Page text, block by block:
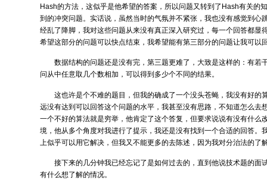
Hash的方法，这似乎是他希望的答案，所以问题又转到了Hash有关的
到的冲突问题。实话说，虽然当时的气氛并不紧张，我也没有感觉到心
经乱了降脚，我对这些问题从来没有真正深入研究过，每一个回答都显
希望这部分的问题可以快点结束，我希望能有第三部分的问题让我可
数据结构的问题还是没有完，第三题更难了，大致是这样的：有若
问从中任意取几个数相加，可以得到多少个不同的结果。
这也许是个不难的题目，但我的确成了一个没头苍蝇，我没有好的
远没有达到可以回答这个问题的水平，我甚至没有思路，不知道怎么去
一个不好的算法就是穷举，他肯定了这个答复，但要求说说有没有什么
境，他从多个角度对我进行了提示，我还是没有找到一个合适的回答。
上似乎可以用它解决，但我又不能更多的去陈述，因为我对分治法的了
接下来的几分钟我已经忘记了是如何过去的，直到他说技术题的面
有什么想了解的情况。